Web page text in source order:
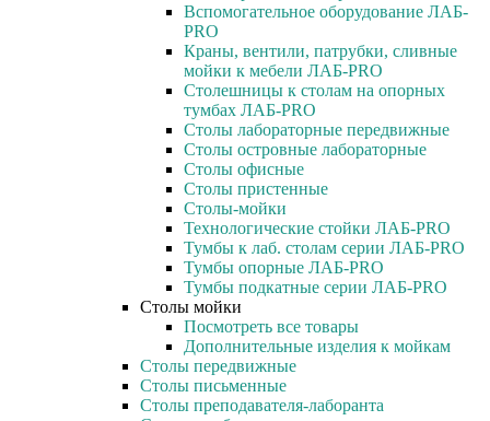
Вспомогательное оборудование ЛАБ-
PRO
Краны, вентили, патрубки, сливные
мойки к мебели ЛАБ-PRO
Столешницы к столам на опорных
тумбах ЛАБ-PRO
Столы лабораторные передвижные
Столы островные лабораторные
Столы офисные
Столы пристенные
Столы-мойки
Технологические стойки ЛАБ-PRO
Тумбы к лаб. столам серии ЛАБ-PRO
Тумбы опорные ЛАБ-PRO
Тумбы подкатные серии ЛАБ-PRO
Столы мойки
Посмотреть все товары
Дополнительные изделия к мойкам
Столы передвижные
Столы письменные
Столы преподавателя-лаборанта